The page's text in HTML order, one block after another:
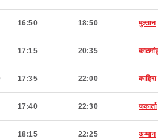
16:50 18:50 मुल्तान
17:15 20:35
17:35 22:00 काहिरा
17:40 22:30 जकार्ता
18:15 22:25 अम्मान